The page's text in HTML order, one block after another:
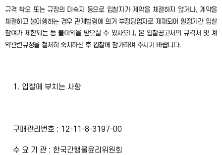
규격 착오 또는 규정의 미숙지 등으로 입찰자가 계약을 체결하지 않거나, 계약을
체결하고 불이행하는 경우 관계법령에 의거 부정당업자로 제재되어 일정기간 입찰
참여가 제한되는 등 불이익을 받으실 수 있사오니, 본 입찰공고서의 규격서 및 계
약관련규정을 철저히 숙지하신 후 입찰에 참가하여 주시기 바랍니다.
1. 입찰에 부치는 사항
구매관리번호 : 12-11-8-3197-00
수 요 기 관 : 한국간행물윤리위원회